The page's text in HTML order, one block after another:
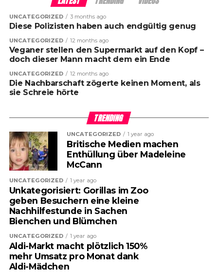
UNCATEGORIZED 3 months ago
Diese Polizisten haben auch endgültig genug
UNCATEGORIZED 12 months ago
Veganer stellen den Supermarkt auf den Kopf –
doch dieser Mann macht dem ein Ende
UNCATEGORIZED 12 months ago
Die Nachbarschaft zögerte keinen Moment, als
sie Schreie hörte
TRENDING
UNCATEGORIZED 1 year ago
Britische Medien machen
Enthüllung über Madeleine
McCann
UNCATEGORIZED 1 year ago
Unkategorisiert: Gorillas im Zoo
geben Besuchern eine kleine
Nachhilfestunde in Sachen
Bienchen und Blümchen
UNCATEGORIZED 1 year ago
Aldi-Markt macht plötzlich 150%
mehr Umsatz pro Monat dank
Aldi-Mädchen